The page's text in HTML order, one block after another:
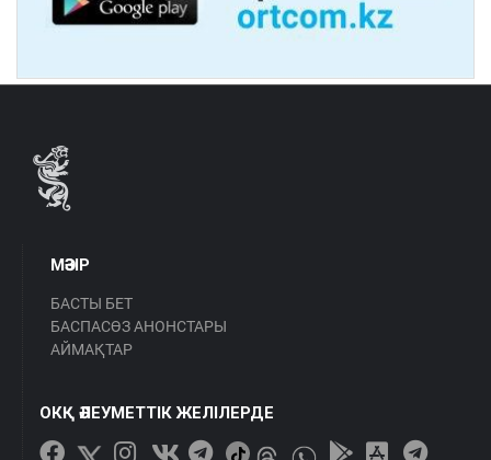
МӘЗІР
БАСТЫ БЕТ
БАСПАСӨЗ АНОНСТАРЫ
АЙМАҚТАР
ОКҚ ӘЛЕУМЕТТІК ЖЕЛІЛЕРДЕ